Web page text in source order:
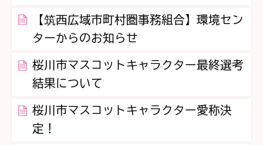
【筑西広域市町村圏事務組合】環境セン
ターからのお知らせ
桜川市マスコットキャラクター最終選考
結果について
桜川市マスコットキャラクター愛称決
定！